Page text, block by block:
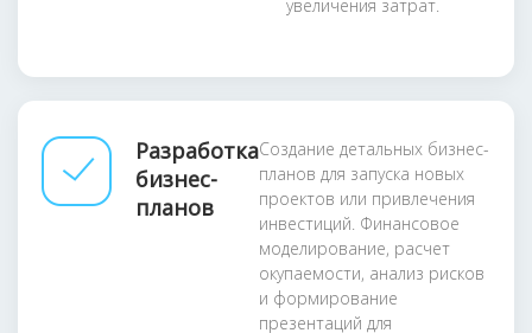
увеличения затрат.
Разработка
бизнес-
планов
Создание детальных бизнес-
планов для запуска новых
проектов или привлечения
инвестиций. Финансовое
моделирование, расчет
окупаемости, анализ рисков
и формирование
презентаций для